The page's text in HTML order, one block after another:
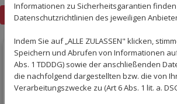
Zurück zur Übersicht
Informationen zu Sicherheitsgarantien finden
Datenschutzrichtlinien des jeweiligen
Indem Sie auf „ALLE ZULASSEN" klicken,
Speichern und Abrufen von Informationen
Abs. 1 TDDDG) sowie der anschließenden
die nachfolgend dargestellten bzw. die von
Verarbeitungszwecke zu (Art 6 Abs. 1 lit. a.